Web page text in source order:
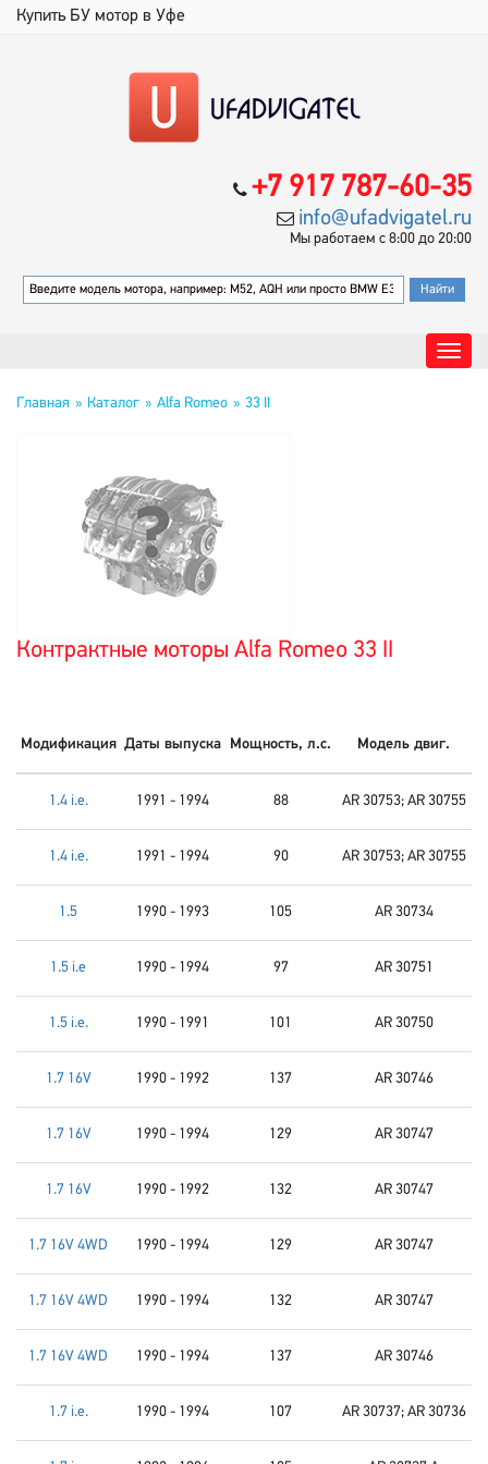
Купить БУ мотор в Уфе
+7 917 787-60-35
info@ufadvigatel.ru
Мы работаем с 8:00 до 20:00
Главная Каталог Alfa Romeo 33 II
Контрактные моторы Alfa Romeo 33 II
Модификация Даты выпуска Мощность, л.с. Модель двиг.
1.4 i.e. 1991 - 1994 88 AR 30753; AR 30755
1.4 i.e. 1991 - 1994 90 AR 30753; AR 30755
1.5 1990 - 1993 105 AR 30734
1.5 i.e 1990 - 1994 97 AR 30751
1.5 i.e. 1990 - 1991 101 AR 30750
1.7 16V 1990 - 1992 137 AR 30746
1.7 16V 1990 - 1994 129 AR 30747
1.7 16V 1990 - 1992 132 AR 30747
1.7 16V 4WD 1990 - 1994 129 AR 30747
1.7 16V 4WD 1990 - 1994 132 AR 30747
1.7 16V 4WD 1990 - 1994 137 AR 30746
1.7 i.e. 1990 - 1994 107 AR 30737; AR 30736